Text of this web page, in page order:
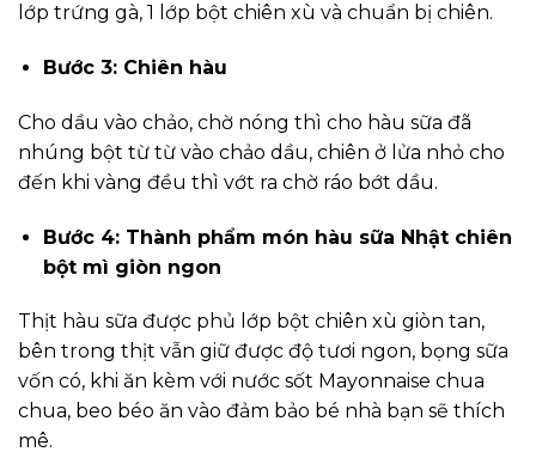
lớp trứng gà, 1 lớp bột chiên xù và chuẩn bị chiên.
Bước 3: Chiên hàu
Cho dầu vào chảo, chờ nóng thì cho hàu sữa đã
nhúng bột từ từ vào chảo dầu, chiên ở lửa nhỏ cho
đến khi vàng đều thì vớt ra chờ ráo bớt dầu.
Bước 4: Thành phẩm món hàu sữa Nhật chiên
bột mì giòn ngon
Thịt hàu sữa được phủ lớp bột chiên xù giòn tan,
bên trong thịt vẫn giữ được độ tươi ngon, bọng sữa
vốn có, khi ăn kèm với nước sốt Mayonnaise chua
chua, beo béo ăn vào đảm bảo bé nhà bạn sẽ thích
mê.